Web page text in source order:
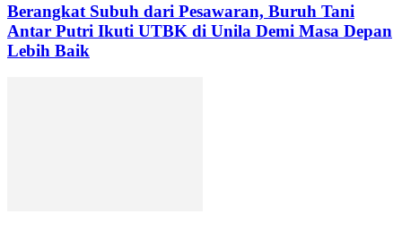
Berangkat Subuh dari Pesawaran, Buruh Tani
Antar Putri Ikuti UTBK di Unila Demi Masa Depan
Lebih Baik